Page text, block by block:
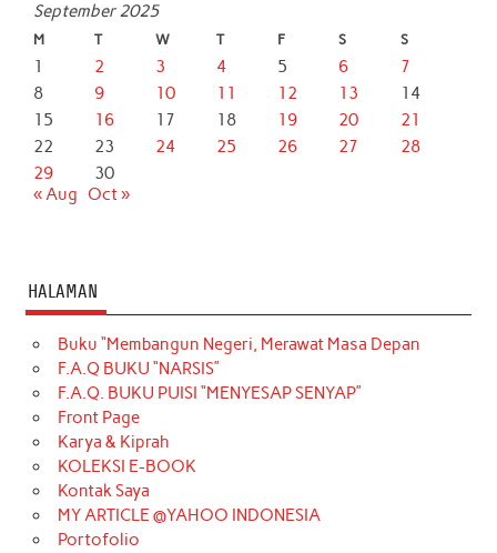
September 2025
M T W T F S S
1 2 3 4 5 6
7
8
9 10 11 12 13
14
15
16 17 18 19 20
21
22
23 24 25 26 27
28
29
30
« Aug
Oct »
HALAMAN
Buku “Membangun Negeri, Merawat Masa Depan
F.A.Q BUKU “NARSIS”
F.A.Q. BUKU PUISI “MENYESAP SENYAP”
Front Page
Karya & Kiprah
KOLEKSI E-BOOK
Kontak Saya
MY ARTICLE @YAHOO INDONESIA
Portofolio